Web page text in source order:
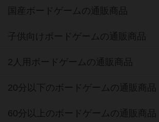
国産ボードゲームの通販商品
子供向けボードゲームの通販商品
2人用ボードゲームの通販商品
20分以下のボードゲームの通販商品
60分以上のボードゲームの通販商品